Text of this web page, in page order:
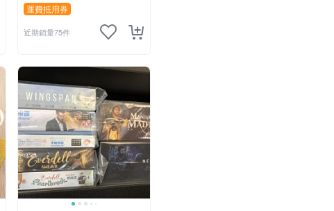
運費抵用券
近期銷量75件